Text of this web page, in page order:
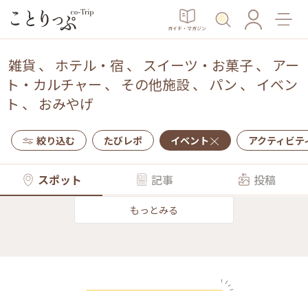
ガイド・マガジン
雑貨 、 ホテル・宿 、 スイーツ・お菓子、 アー
ト・カルチャー 、 その他施設、 パン 、 イベン
ト 、 おみやげ
絞り込む たびレポ イベント アクティビテ
スポット 記事 投稿
もっとみる